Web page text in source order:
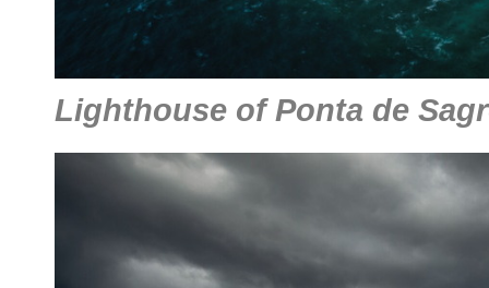
Lighthouse of Ponta de